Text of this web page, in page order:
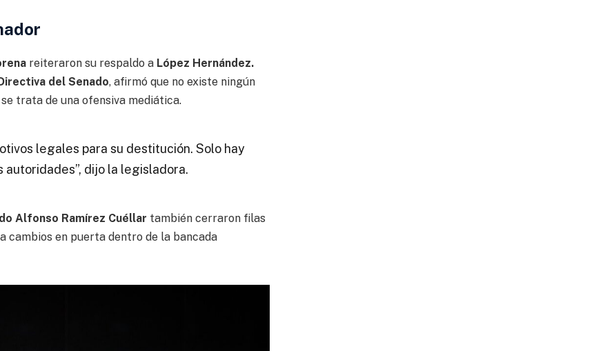
reiteraron su respaldo a López Hernández.
del Senado, afirmó que no existe ningún
trata de una ofensiva mediática.
legales para su destitución. Solo hay
dijo la legisladora.
Alfonso Ramírez Cuéllar también cerraron filas
cambios en puerta dentro de la bancada